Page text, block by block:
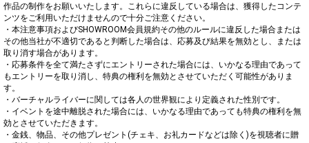
作品の制作をお願いいたします。これらに違反している場合は、獲得したコンテ
ンツをご利用いただけませんので十分ご注意ください。
・本注意事項およびSHOWROOM会員規約その他のルールに違反した場合または
その他当社が不適切であると判断した場合は、応募及び結果を無効とし、または
取り消す場合があります。
・応募条件を全て満たさずにエントリーされた場合には、いかなる理由であって
もエントリーを取り消し、特典の権利を無効とさせていただく可能性がありま
す。
・バーチャルライバーに関しては各人の世界観により定義された性別です。
・イベントを途中離脱された場合には、いかなる理由であっても特典の権利を無
効とさせていただきます。
・金銭、物品、その他プレゼント(チェキ、お礼カードなどは除く)を視聴者に贈